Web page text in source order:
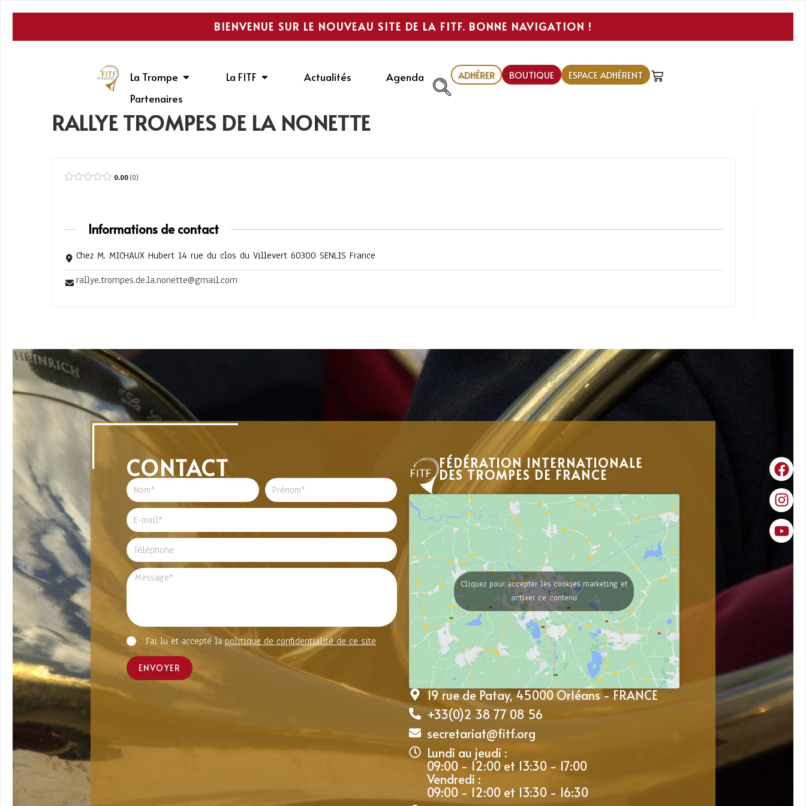
BIENVENUE SUR LE NOUVEAU SITE DE LA FITF. BONNE NAVIGATION !
La Trompe La FITF Actualités
Agenda
Partenaires
ADHÉRER BOUTIQUE ESPACE ADHÉRENT
RALLYE TROMPES DE LA NONETTE
0.00 0
Informations de contact
Chez M. MICHAUX Hubert 14 rue du clos du Villevert 60300 SENLIS France
rallye.trompes.de.la.nonette@gmail.com
CONTACT
J'ai lu et accepté lapolitique de confidentialité de ce site
ENVOYER
FÉDÉRATION INTERNATIONALE
DES TROMPES DE FRANCE
Cliquez pour accepter les cookies marketing et
activer ce contenu
19 rue de Patay, 45000 Orléans - FRANCE
+33(0)2 38 77 08 56
secretariat@fitf.org
Lundi au jeudi :
09:00 - 12:00 et 13:30 - 17:00
Vendredi :
09:00 - 12:00 et 13:30 - 16:30